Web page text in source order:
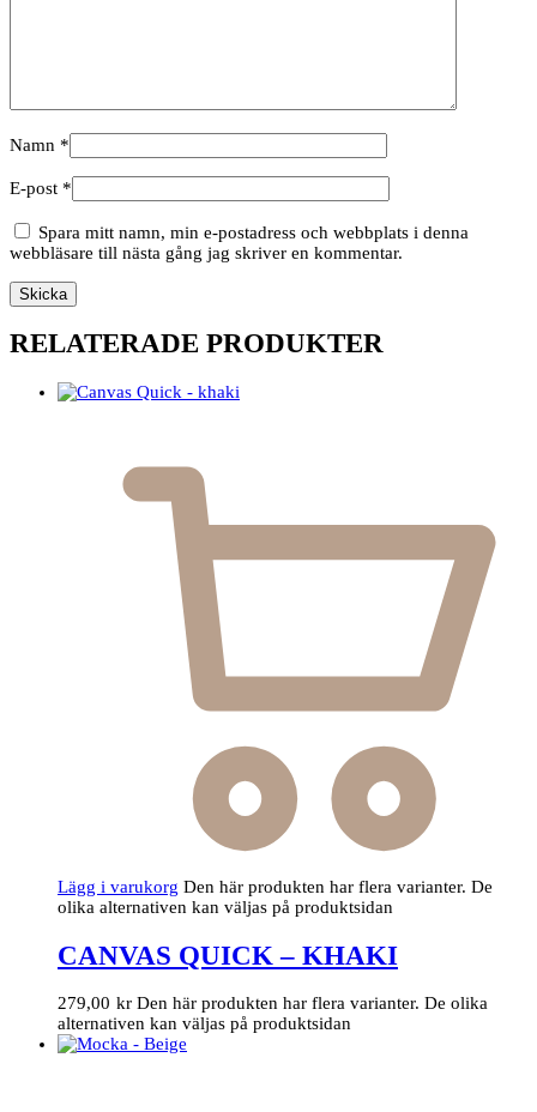
Namn *
E-post *
Spara mitt namn, min e-postadress och webbplats i denna
webbläsare till nästa gång jag skriver en kommentar.
RELATERADE PRODUKTER
Lägg i varukorg Den här produkten har flera varianter. De
olika alternativen kan väljas på produktsidan
CANVAS QUICK – KHAKI
279,00 kr Den här produkten har flera varianter. De olika
alternativen kan väljas på produktsidan